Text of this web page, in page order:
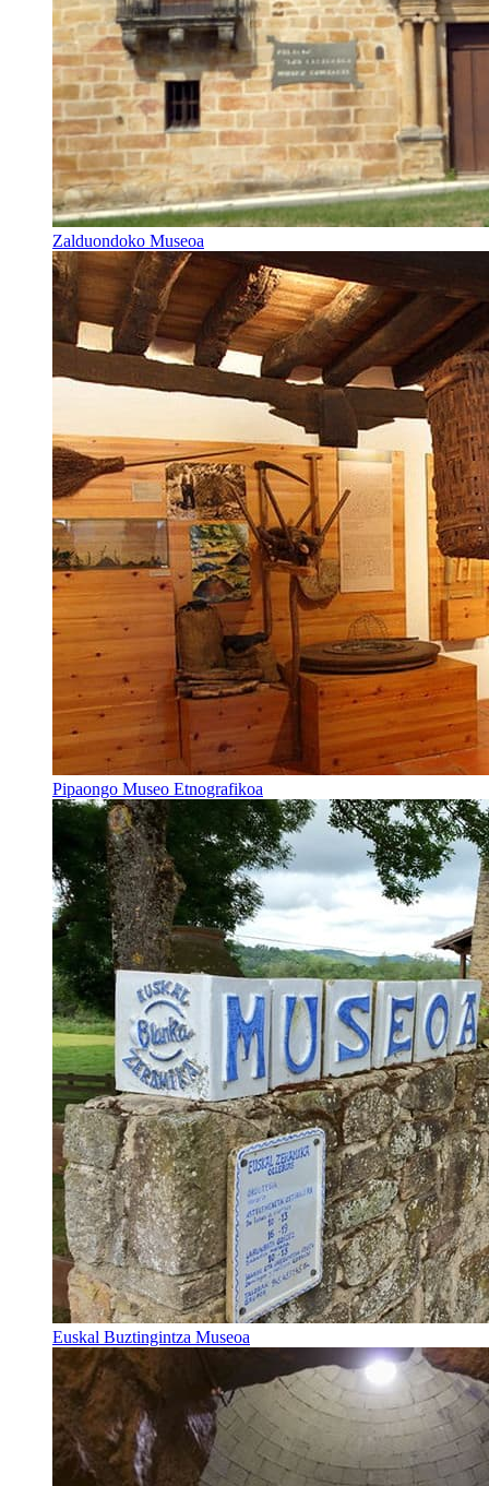
Zalduondoko Museoa
Pipaongo Museo Etnografikoa
Euskal Buztingintza Museoa